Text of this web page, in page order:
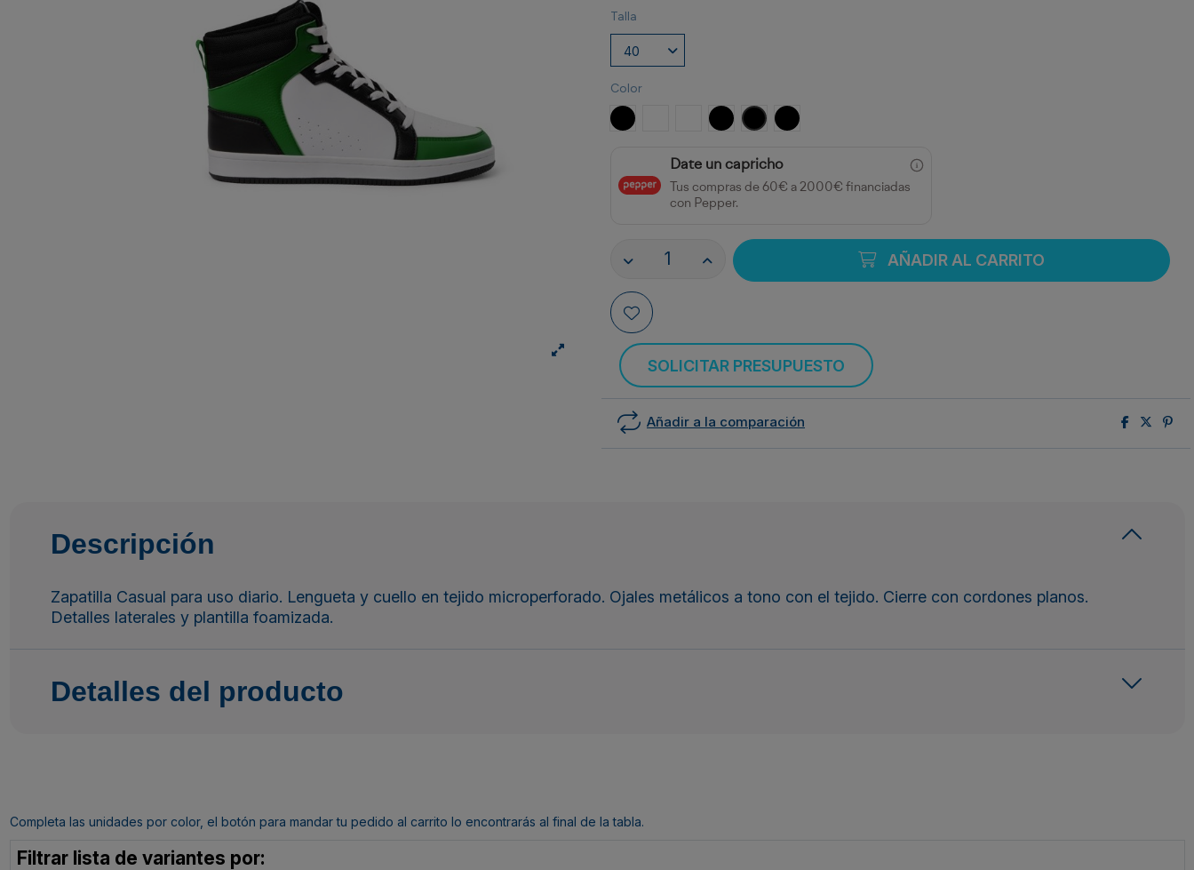
Talla
Color
NEGRO
BLANCO/MARINO
NEGRO/BLANCO/ROYAL
NEGRO/BLANCO/VERDE BOTELLA
NEGRO/BLANCO/ROJO
Date un capricho
Tus compras de 60€ a 2000€ financiadas
con Pepper.
AÑADIR AL CARRITO
SOLICITAR PRESUPUESTO
Añadir a la comparación
Descripción
Zapatilla Casual para uso diario. Lengueta y cuello en tejido microperforado. Ojales metálicos a tono con el tejido. Cierre con cordones planos.
Detalles laterales y plantilla foamizada.
Detalles del producto
Completa las unidades por color, el botón para mandar tu pedido al carrito lo encontrarás al final de la tabla.
Filtrar lista de variantes por: